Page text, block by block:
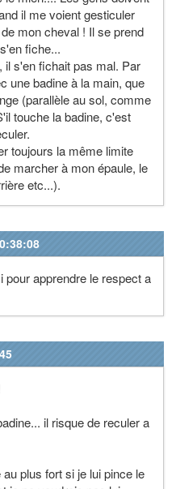
il me voient gesticuler
mon cheval ! Il se prend
fiche...
il s'en fichait pas mal. Par
une badine à la main, que
(parallèle au sol, comme
touche la badine, c'est
toujours la même limite
marcher à mon épaule, le
etc...).
apprendre le respect a
il risque de reculer a
plus fort si je lui pince le